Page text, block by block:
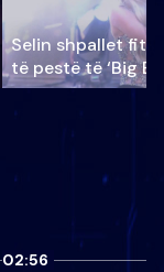
Selin shpallet
të pestë të ‘Big
02:56